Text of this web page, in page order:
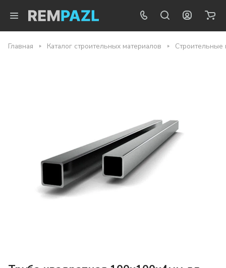
Главная Каталог строительных материалов Строительные